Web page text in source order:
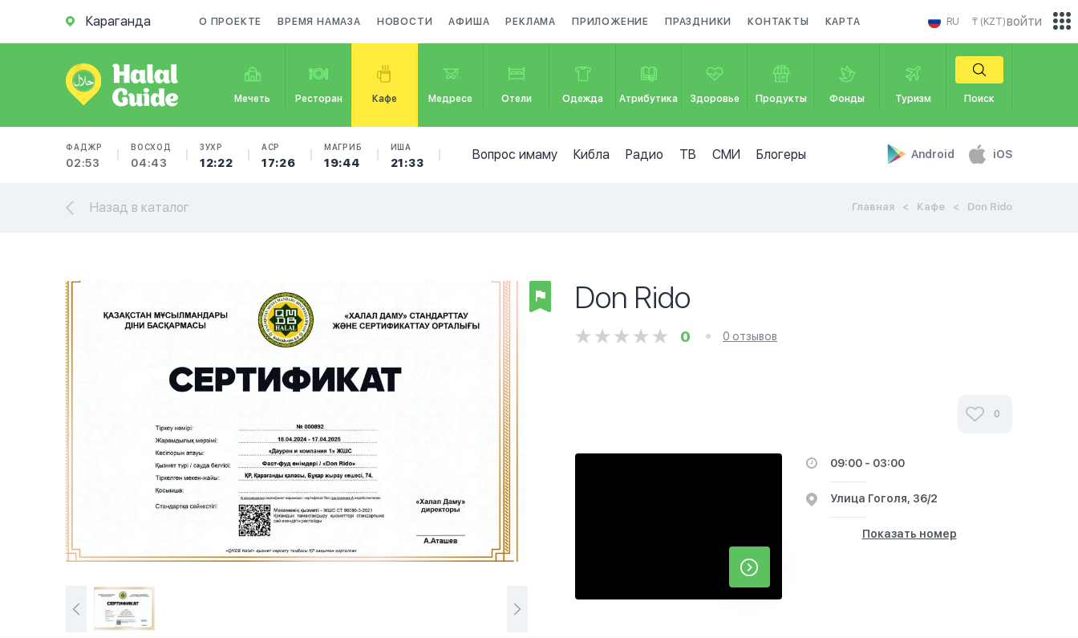
Караганда О ПРОЕКТЕ ВРЕМЯ НАМАЗА НОВОСТИ АФИША РЕКЛАМА ПРИЛОЖЕНИЕ ПРАЗДНИКИ КОНТАКТЫ КАРТА RU ₸ (KZT)
Мечеть Ресторан Кафе Медресе Отели Одежда Атрибутика Здоровье Продукты Фонды Туризм Поиск
ФАДЖР
02:53
ВОСХОД
04:43
ЗУХР
12:22
АСР
17:26
МАГРИБ
19:44
ИША
21:33
Вопрос имаму Кибла Радио ТВ СМИ Блогеры Android iOS
войти
Назад в каталог Главная Кафе Don Rido
Don Rido
0 0 отзывов
0
09:00 - 03:00
​Улица Гоголя, 36/2
Показать номер